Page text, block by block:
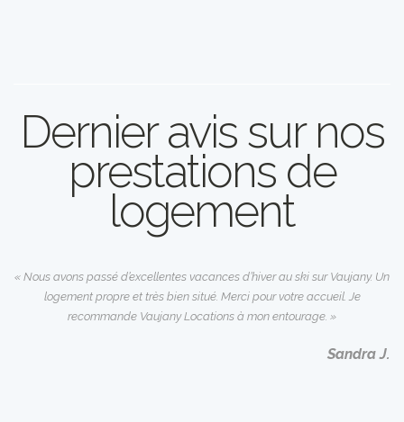
Dernier avis sur nos
prestations de
logement
« Nous avons passé d’excellentes vacances d’hiver au ski sur Vaujany. Un
logement propre et très bien situé. Merci pour votre accueil. Je
recommande Vaujany Locations à mon entourage. »
Sandra J.